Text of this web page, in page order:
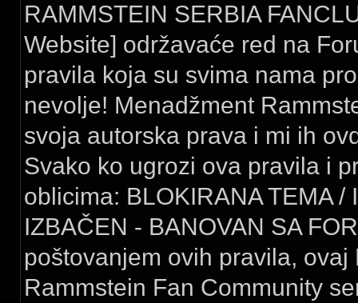
RAMMSTEIN SERBIA
Website] održavaće red na
pravila koja su svima nama
nevolje! Menadžment
svoja autorska prava i mi ih
Svako ko ugrozi ova pravila i
oblicima: BLOKIRANA TEMA
IZBAČEN - BANOVAN SA
poštovanjem ovih pravila,
Rammstein Fan Community